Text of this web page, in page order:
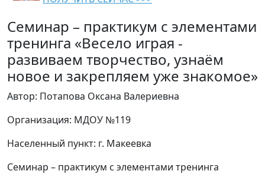
Семинар – практикум с элементами
тренинга «Весело играя -
развиваем творчество, узнаём
новое и закрепляем уже знакомое»
Автор: Потапова Оксана Валериевна
Организация: МДОУ №119
Населенный пункт: г. Макеевка
Семинар – практикум с элементами тренинга